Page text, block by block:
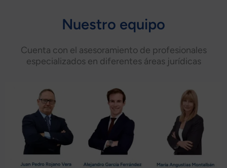
Nuestro equipo
Cuenta con el asesoramiento de profesionales
especializados en diferentes áreas jurídicas